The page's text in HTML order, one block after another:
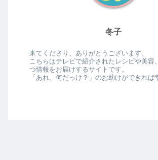
冬子
来てくださり、ありがとうございます。
こちらはテレビで紹介されたレシピや美容
つ情報をお届けするサイトです。
「あれ、何だっけ？」のお助けができれば